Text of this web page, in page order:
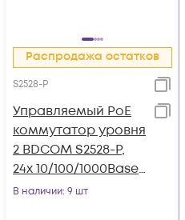
Распродажа остатков
S2528-P
Управляемый PoE
коммутатор уровня
2 BDCOM S2528-P,
24x 10/100/1000Base-
T PoE 802.3af/at до
В наличии: 9 шт